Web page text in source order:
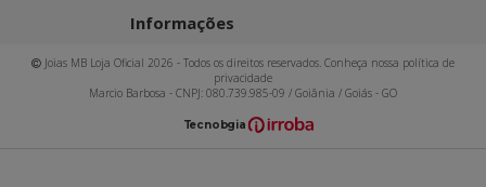
Informações
Joias MB Loja Oficial 2026 - Todos os direitos reservados. Conheça nossa política de
privacidade
Marcio Barbosa - CNPJ: 080.739.985-09 / Goiânia / Goiás - GO
Tecnologia